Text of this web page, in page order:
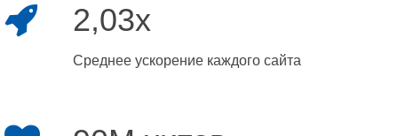
2,03x
Среднее ускорение каждого сайта